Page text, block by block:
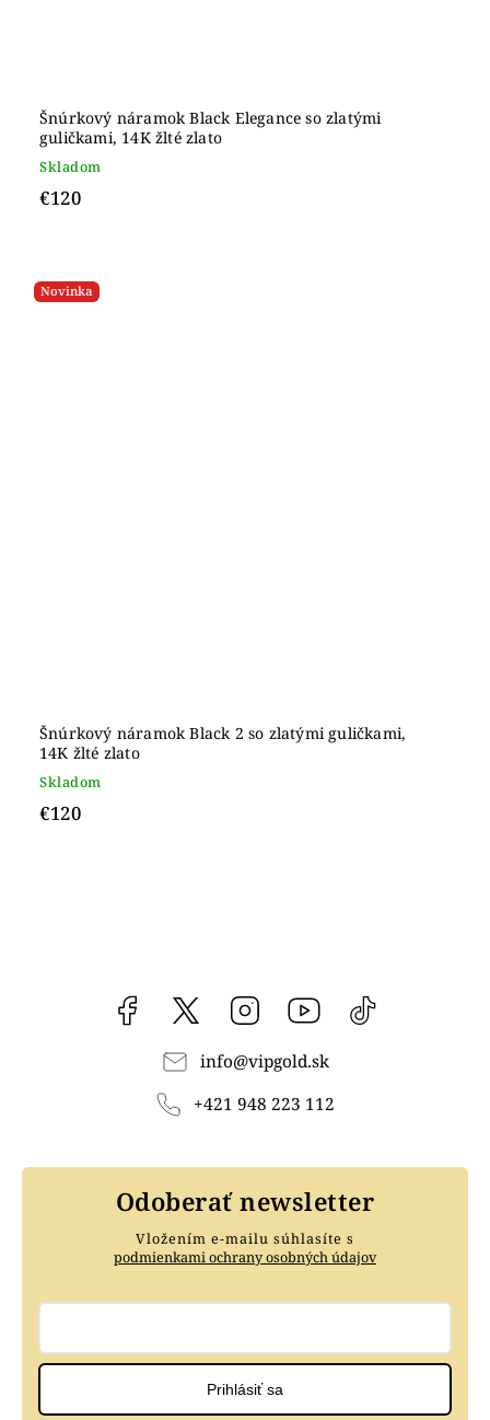
Šnúrkový náramok Black Elegance so zlatými
guličkami, 14K žlté zlato
Skladom
€120
Novinka
Šnúrkový náramok Black 2 so zlatými guličkami,
14K žlté zlato
Skladom
€120
Facebook vipgoldsk Instagram YouTube
info@vipgold.sk
+421 948 223 112
Odoberať newsletter
Vložením e-mailu súhlasíte s
podmienkami ochrany osobných údajov
Prihlásiť sa